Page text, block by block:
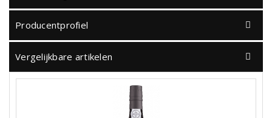
Producentprofiel
Vergelijkbare artikelen